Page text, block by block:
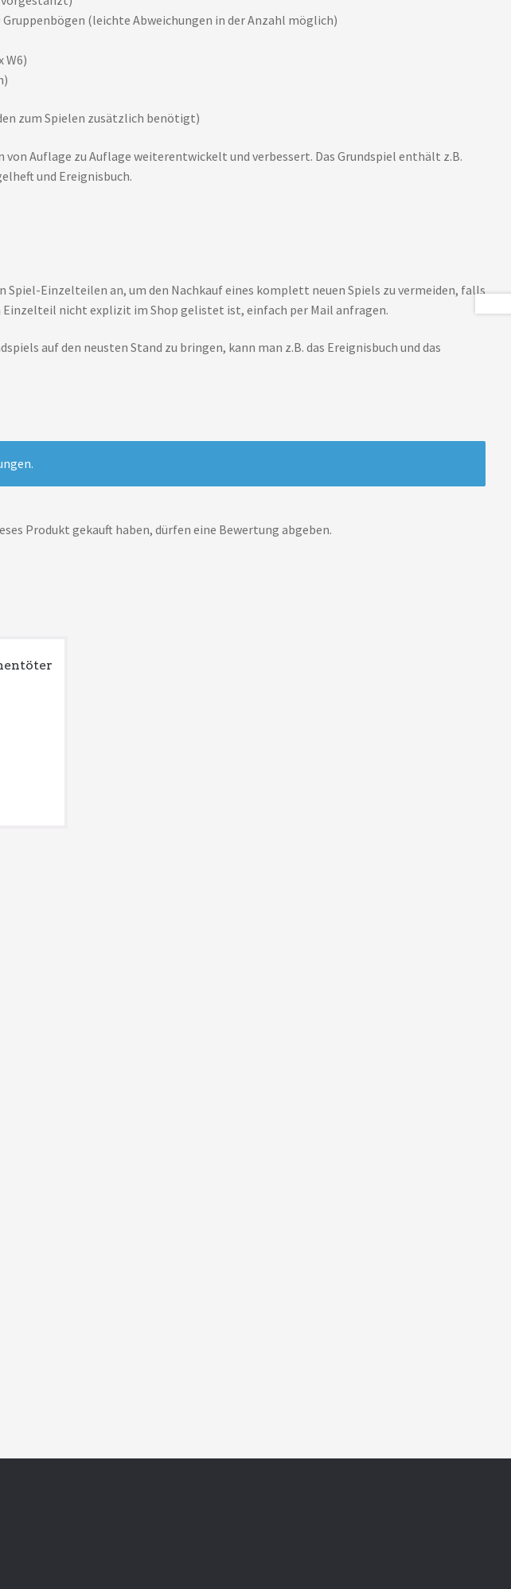
Gruppenbögen (leichte Abweichungen in der Anzahl möglich)
W6)
zum Spielen zusätzlich benötigt)
von Auflage zu Auflage weiterentwickelt und verbessert. Das Grundspiel enthält z.B.
und Ereignisbuch.
Spiel-Einzelteilen an, um den Nachkauf eines komplett neuen Spiels zu vermeiden, falls
nicht explizit im Shop gelistet ist, einfach per Mail anfragen.
auf den neusten Stand zu bringen, kann man z.B. das Ereignisbuch und das
Produkt gekauft haben, dürfen eine Bewertung abgeben.